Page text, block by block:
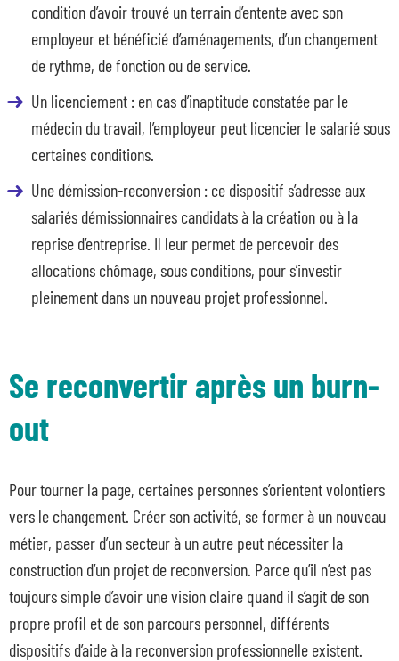
Entreprises et organismes de formation
Les métiers qui recrutent
Qui sommes-nous ?
Actualités
Blog
Contacts en région
condition d’avoir trouvé un terrain d’entente avec son
employeur et bénéficié d’aménagements, d’un changement
de rythme, de fonction ou de service.
Un licenciement : en cas d’inaptitude constatée par le
médecin du travail, l’employeur peut licencier le salarié sous
certaines conditions.
Une démission-reconversion : ce dispositif s’adresse aux
salariés démissionnaires candidats à la création ou à la
reprise d’entreprise. Il leur permet de percevoir des
allocations chômage, sous conditions, pour s’investir
pleinement dans un nouveau projet professionnel.
Se reconvertir après un burn-
out
Pour tourner la page, certaines personnes s’orientent volontiers
vers le changement. Créer son activité, se former à un nouveau
métier, passer d’un secteur à un autre peut nécessiter la
construction d’un projet de reconversion. Parce qu’il n’est pas
toujours simple d’avoir une vision claire quand il s’agit de son
propre profil et de son parcours personnel, différents
dispositifs d’aide à la reconversion professionnelle existent.